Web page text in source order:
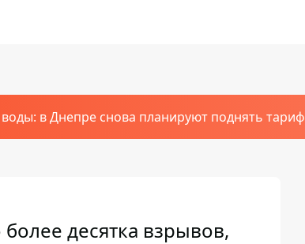
воды: в Днепре снова планируют поднять тариф
десятка взрывов,